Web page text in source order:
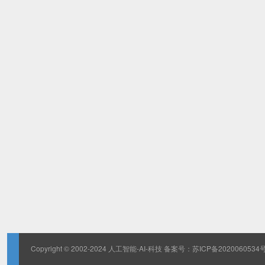
Copyright © 2002-2024 人工智能-AI-科技 备案号： 苏ICP备2020060534